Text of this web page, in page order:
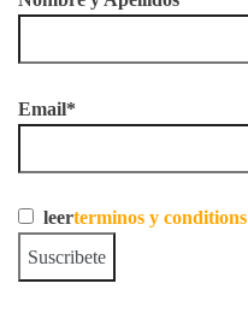
Email*
leerterminos y conditions